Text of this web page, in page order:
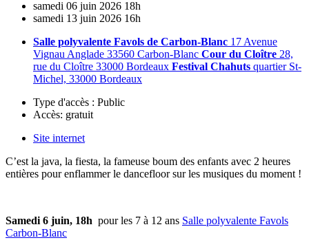
samedi 06 juin 2026 18h
samedi 13 juin 2026 16h
Salle polyvalente Favols de Carbon-Blanc 17 Avenue
Vignau Anglade 33560 Carbon-Blanc Cour du Cloître 28,
rue du Cloître 33000 Bordeaux Festival Chahuts quartier St-
Michel, 33000 Bordeaux
Type d'accès : Public
Accès: gratuit
Site internet
C’est la java, la fiesta, la fameuse boum des enfants avec 2 heures
entières pour enflammer le dancefloor sur les musiques du moment !
Samedi 6 juin, 18h pour les 7 à 12 ans Salle polyvalente Favols
Carbon-Blanc